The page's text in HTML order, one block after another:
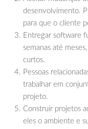
desenvolvimento.
para que o cliente
Entregar software
semanas até
curtos.
Pessoas
trabalhar em
projeto.
Construir projetos
eles o ambiente e